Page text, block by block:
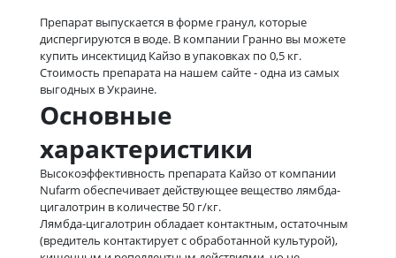
Препарат выпускается в форме гранул, которые
диспергируются в воде. В компании Гранно вы можете
купить инсектицид Кайзо в упаковках по 0,5 кг.
Стоимость препарата на нашем сайте - одна из самых
выгодных в Украине.
Основные
характеристики
Высокоэффективность препарата Кайзо от компании
Nufarm обеспечивает действующее вещество лямбда-
цигалотрин в количестве 50 г/кг.
Лямбда-цигалотрин обладает контактным, остаточным
(вредитель контактирует с обработанной культурой),